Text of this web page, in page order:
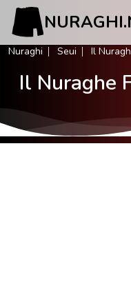
Nuraghi Seui Il
Il Nuraghe